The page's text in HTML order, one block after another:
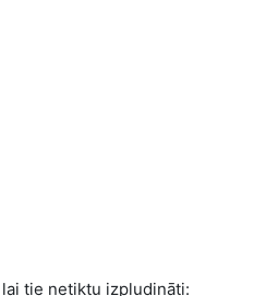
tie netiktu izpludināti: